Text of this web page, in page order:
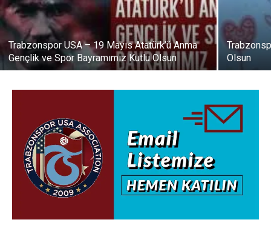
Trabzonspor USA – 19 Mayıs Atatürk’ü Anma
Gençlik ve Spor Bayramımız Kutlu Olsun
Olsun